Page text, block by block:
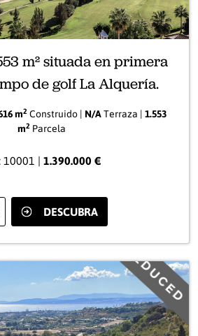
m² situada en primera
de golf La Alquería.
m2Construido | N/ATerraza | 1.553
m2Parcela
10001 | 1.390.000 €
DESCUBRA